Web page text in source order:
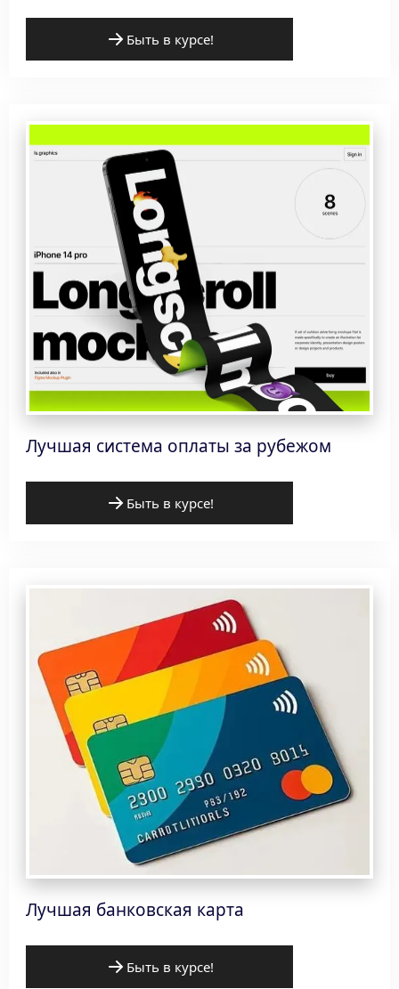
Быть в курсе!
Лучшая система оплаты за рубежом
Быть в курсе!
Лучшая банковская карта
Быть в курсе!